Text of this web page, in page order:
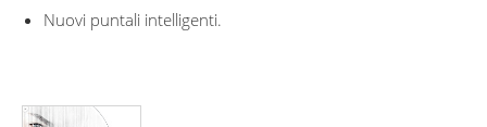
Nuovi puntali intelligenti.